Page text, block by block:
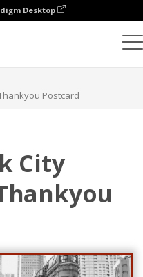
Desktop
Postcard
City